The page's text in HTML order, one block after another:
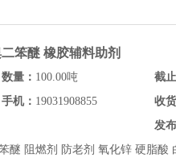
笨醚 橡胶辅料助剂
数量： 100.00吨 截
手机： 19031908855 收
发
醚 阻燃剂 防老剂 氧化锌 硬脂酸